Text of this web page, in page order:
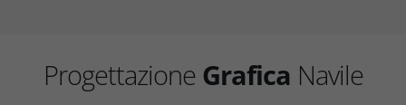
Progettazione Grafica Navile